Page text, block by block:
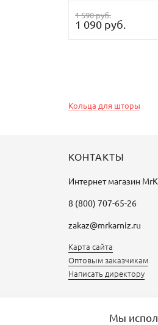
1 590 руб.
1 090 руб.
Кольца для шторы
КОНТАКТЫ
Интернет магазин
8 (800) 707-65-26
zakaz@mrkarniz.ru
Карта сайта
Оптовым заказчикам
Написать директору
Избранное 0
Мы